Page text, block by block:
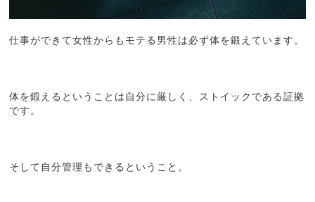
仕事ができて女性からもモテる男性は必ず体を鍛えています。
体を鍛えるということは自分に厳しく、ストイックである証拠
です。
そして自分管理もできるということ。